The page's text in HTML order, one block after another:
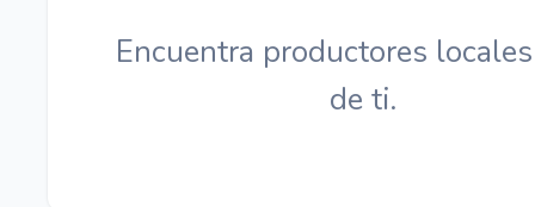
Encuentra productores
de ti.